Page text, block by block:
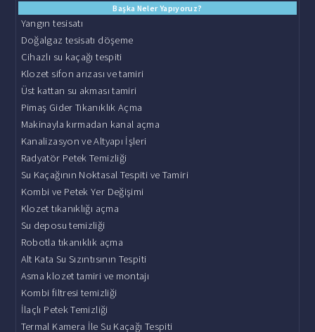
Başka Neler Yapıyoruz?
Yangın tesisatı
Doğalgaz tesisatı döşeme
Cihazlı su kaçağı tespiti
Klozet sifon arızası ve tamiri
Üst kattan su akması tamiri
Pimaş Gider Tıkanıklık Açma
Makinayla kırmadan kanal açma
Kanalizasyon ve Altyapı İşleri
Radyatör Petek Temizliği
Su Kaçağının Noktasal Tespiti ve Tamiri
Kombi ve Petek Yer Değişimi
Klozet tıkanıklığı açma
Su deposu temizliği
Robotla tıkanıklık açma
Alt Kata Su Sızıntısının Tespiti
Asma klozet tamiri ve montajı
Kombi filtresi temizliği
İlaçlı Petek Temizliği
Termal Kamera İle Su Kaçağı Tespiti